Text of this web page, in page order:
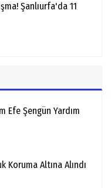
Şanlıurfa'da 11
Efe Şengün Yardım
Koruma Altına Alındı